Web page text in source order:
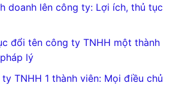
doanh lên công ty: Lợi ích, thủ tục
đổi tên công ty TNHH một thành
lý
TNHH 1 thành viên: Mọi điều chủ